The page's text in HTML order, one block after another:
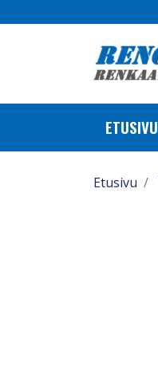
ETUSIVU
Etusivu